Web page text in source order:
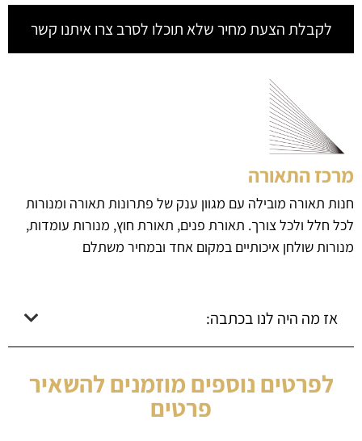
לקבלת הצעת מחיר שלא תוכלו לסרב צרו איתנו קשר
מרכז התאורה
חנות תאורה מובילה עם מגוון ענק של פתרונות תאורה ומנורות
לכל חלל ולכל צורך. תאורת פנים, תאורת חוץ, מנורות עומדות,
מנורות שולחן איכותיים במקום אחד ובמחיר משתלם
אז מה היה לנו בכתבה:
לפרטים נוספים מוזמנים להשאיר
פרטים